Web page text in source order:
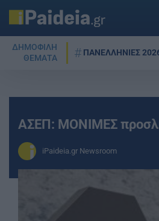
ΔΗΜΟΦΙΛΗ
ΘΕΜΑΤΑ
ΠΑΝΕΛΛΗΝΙΕΣ
ΑΣΕΠ: ΜΟΝΙΜΕΣ
iPaideia.gr Newsroom